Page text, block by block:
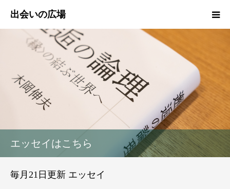
エッセイはこちら
毎月21日更新 エッセイ
HOME
新着情報
エッセイ
活動報告